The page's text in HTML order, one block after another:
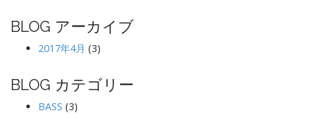
BLOG アーカイブ
2017年4月 (3)
BLOG カテゴリー
BASS (3)